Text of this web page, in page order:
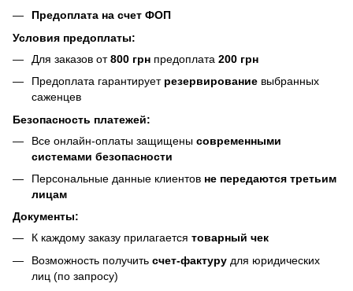
Предоплата на счет ФОП
Условия предоплаты:
Для заказов от800 грн предоплата 200 грн
Предоплата гарантирует резервирование выбранных
саженцев
Безопасность платежей:
Все онлайн-оплаты защищены современными
системами безопасности
Персональные данные клиентов не передаются третьим
лицам
Документы:
К каждому заказу прилагается товарный чек
Возможность получить счет-фактуру для юридических
лиц (по запросу)